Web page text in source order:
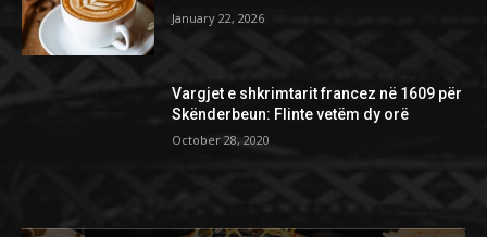
January 22, 2026
Vargjet e shkrimtarit francez në 1609 për
Skënderbeun: Flinte vetëm dy orë
October 28, 2020